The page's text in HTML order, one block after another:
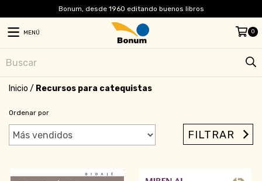
Bonum, desde 1960 editando buenos libros
MENÚ 0
Inicio / Recursos para catequistas
Ordenar por
FILTRAR